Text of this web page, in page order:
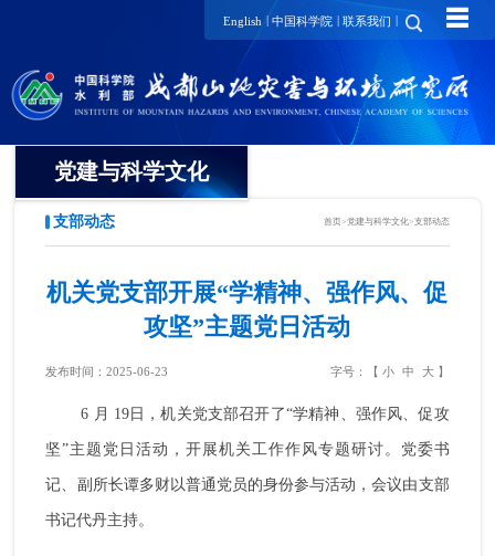
English | 中国科学院 | 联系我们 | ☰
党建与科学文化
纪委
工会
支部动态
党风廉政
支部动态 首页>党建与科学文化>支部动态
机关党支部开展“学精神、强作风、促
攻坚”主题党日活动
发布时间：2025-06-23 字号：【 小 中 大】
6 月 19日，机关党支部召开了“学精神、强作风、促攻
坚”主题党日活动，开展机关工作作风专题研讨。党委书
记、副所长谭多财以普通党员的身份参与活动，会议由支部
书记代丹主持。